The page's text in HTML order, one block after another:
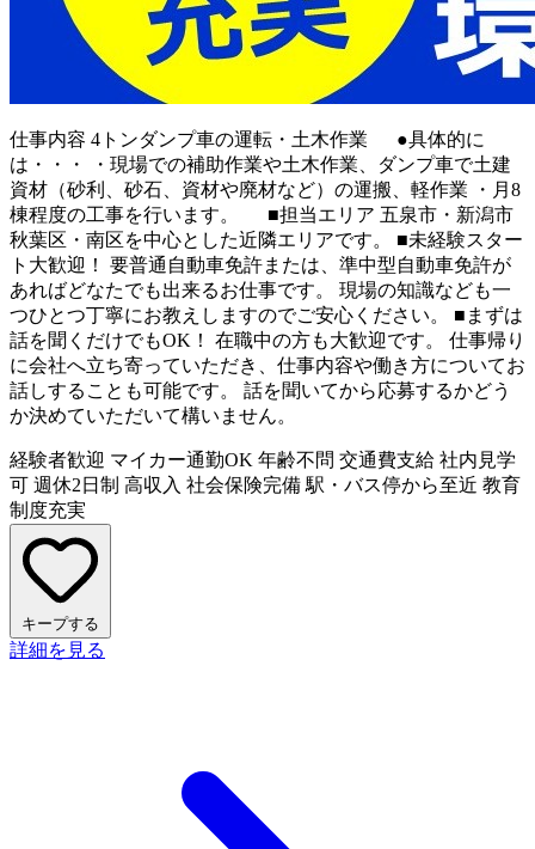
仕事内容 4トンダンプ車の運転・土木作業 ●具体的に
は・・・ ・現場での補助作業や土木作業、ダンプ車で土建
資材（砂利、砂石、資材や廃材など）の運搬、軽作業 ・月8
棟程度の工事を行います。 ■担当エリア 五泉市・新潟市
秋葉区・南区を中心とした近隣エリアです。 ■未経験スター
ト大歓迎！ 要普通自動車免許または、準中型自動車免許が
あればどなたでも出来るお仕事です。 現場の知識なども一
つひとつ丁寧にお教えしますのでご安心ください。 ■まずは
話を聞くだけでもOK！ 在職中の方も大歓迎です。 仕事帰り
に会社へ立ち寄っていただき、仕事内容や働き方についてお
話しすることも可能です。 話を聞いてから応募するかどう
か決めていただいて構いません。
経験者歓迎 マイカー通勤OK 年齢不問 交通費支給 社内見学
可 週休2日制 高収入 社会保険完備 駅・バス停から至近 教育
制度充実
キープする
詳細を見る